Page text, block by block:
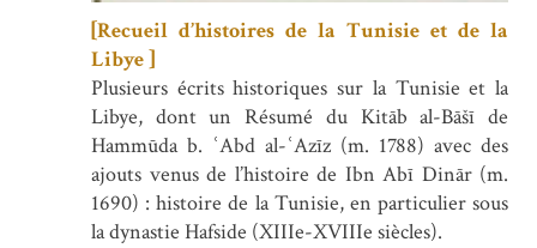
[Recueil d’histoires de la Tunisie et de la
Libye ]
Plusieurs écrits historiques sur la Tunisie et la
Libye, dont un Résumé du Kitāb al-Bāšī de
Hammūda b. ʿAbd al-ʿAzīz (m. 1788) avec des
ajouts venus de l’histoire de Ibn Abī Dinār (m.
1690) : histoire de la Tunisie, en particulier sous
la dynastie Hafside (XIIIe-XVIIIe siècles).